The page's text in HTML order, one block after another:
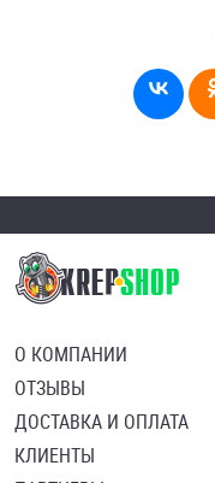
О КОМПАНИИ
ОТЗЫВЫ
ДОСТАВКА И ОПЛАТА
КЛИЕНТЫ